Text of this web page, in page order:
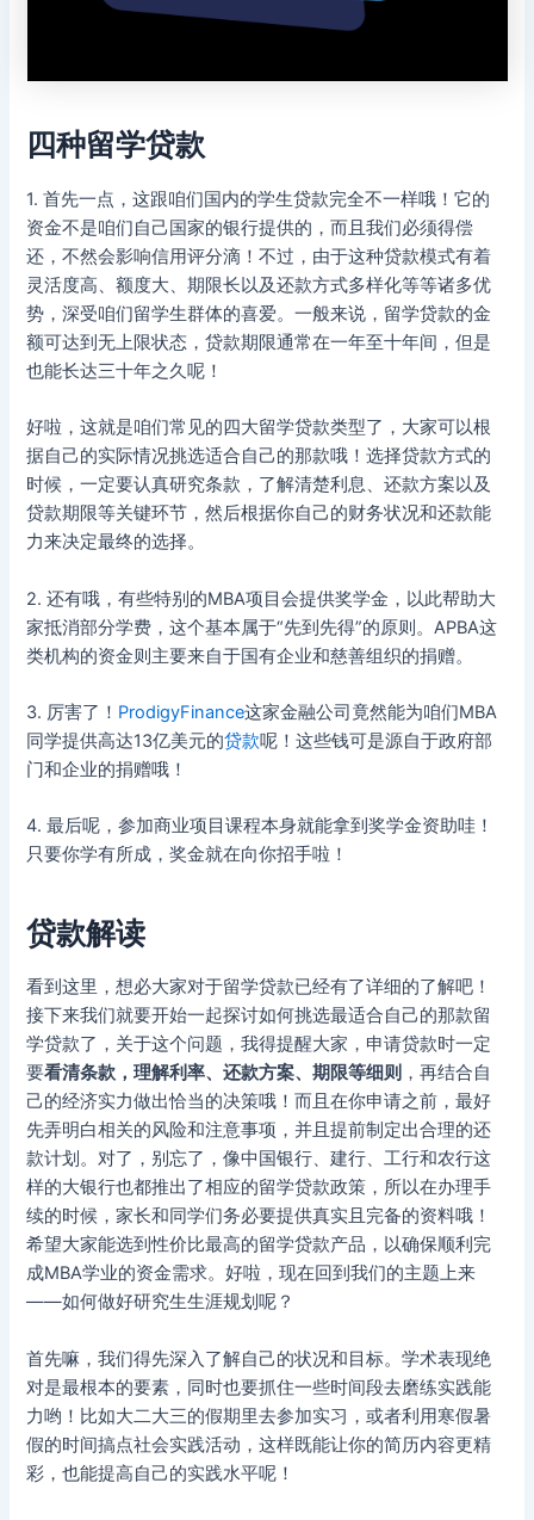
四种留学贷款
1. 首先一点，这跟咱们国内的学生贷款完全不一样哦！它的
资金不是咱们自己国家的银行提供的，而且我们必须得偿
还，不然会影响信用评分滴！不过，由于这种贷款模式有着
灵活度高、额度大、期限长以及还款方式多样化等等诸多优
势，深受咱们留学生群体的喜爱。一般来说，留学贷款的金
额可达到无上限状态，贷款期限通常在一年至十年间，但是
也能长达三十年之久呢！
好啦，这就是咱们常见的四大留学贷款类型了，大家可以根
据自己的实际情况挑选适合自己的那款哦！选择贷款方式的
时候，一定要认真研究条款，了解清楚利息、还款方案以及
贷款期限等关键环节，然后根据你自己的财务状况和还款能
力来决定最终的选择。
2. 还有哦，有些特别的MBA项目会提供奖学金，以此帮助大
家抵消部分学费，这个基本属于“先到先得”的原则。APBA这
类机构的资金则主要来自于国有企业和慈善组织的捐赠。
3. 厉害了！ ProdigyFinance这家金融公司竟然能为咱们MBA
同学提供高达13亿美元的贷款呢！这些钱可是源自于政府部
门和企业的捐赠哦！
4. 最后呢，参加商业项目课程本身就能拿到奖学金资助哇！
只要你学有所成，奖金就在向你招手啦！
贷款解读
看到这里，想必大家对于留学贷款已经有了详细的了解吧！
接下来我们就要开始一起探讨如何挑选最适合自己的那款留
学贷款了，关于这个问题，我得提醒大家，申请贷款时一定
要看清条款，理解利率、还款方案、期限等细则 ，再结合自
己的经济实力做出恰当的决策哦！而且在你申请之前，最好
先弄明白相关的风险和注意事项，并且提前制定出合理的还
款计划。对了，别忘了，像中国银行、建行、工行和农行这
样的大银行也都推出了相应的留学贷款政策，所以在办理手
续的时候，家长和同学们务必要提供真实且完备的资料哦！
希望大家能选到性价比最高的留学贷款产品，以确保顺利完
成MBA学业的资金需求。好啦，现在回到我们的主题上来
——如何做好研究生生涯规划呢？
首先嘛，我们得先深入了解自己的状况和目标。学术表现绝
对是最根本的要素，同时也要抓住一些时间段去磨练实践能
力哟！比如大二大三的假期里去参加实习，或者利用寒假暑
假的时间搞点社会实践活动，这样既能让你的简历内容更精
彩，也能提高自己的实践水平呢！